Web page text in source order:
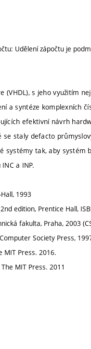
Udělení zápočtu je
s jeho využitím
a syntéze komplexních
efektivní návrh
se staly defacto
systémy tak, aby systém
a INP.
1993
edition, Prentice Hall,
fakulta, Praha, 2003
Society Press,
MIT Press. 2016.
MIT Press. 2011